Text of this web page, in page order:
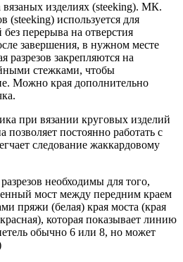
изделиях (steeking). МК.
(steeking) используется для
перерыва на отверстия
завершения, в нужном месте
разрезов закрепляются на
стежками, чтобы
Можно края дополнительно
при вязании круговых изделий
постоянно работать с
следование жаккардовому
необходимы для того,
мост между передним краем
пряжи (белая) края моста (края
которая показывает линию
обычно 6 или 8, но может